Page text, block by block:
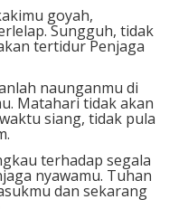
goyah,
Sungguh, tidak
tertidur Penjaga
naunganmu di
Matahari tidak akan
siang, tidak pula
terhadap segala
nyawamu. Tuhan
dan sekarang